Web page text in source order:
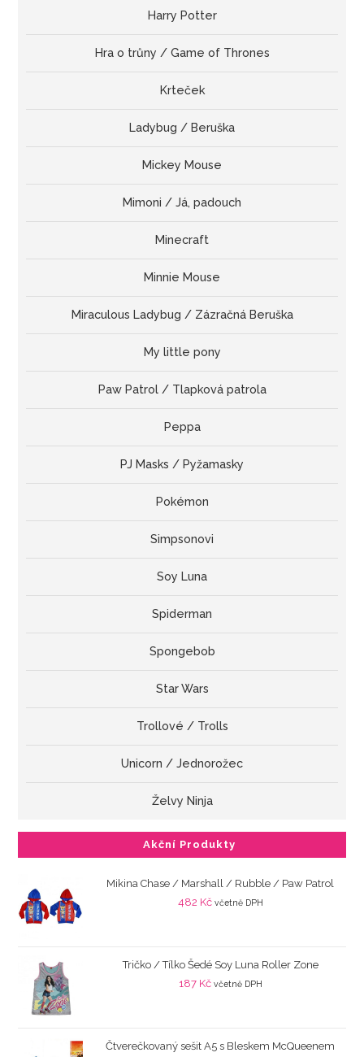
Harry Potter
Hra o trůny / Game of Thrones
Krteček
Ladybug / Beruška
Mickey Mouse
Mimoni / Já, padouch
Minecraft
Minnie Mouse
Miraculous Ladybug / Zázračná Beruška
My little pony
Paw Patrol / Tlapková patrola
Peppa
PJ Masks / Pyžamasky
Pokémon
Simpsonovi
Soy Luna
Spiderman
Spongebob
Star Wars
Trollové / Trolls
Unicorn / Jednorožec
Želvy Ninja
Akční Produkty
Mikina Chase / Marshall / Rubble / Paw Patrol
482 Kč včetně DPH
Tričko / Tílko Šedé Soy Luna Roller Zone
187 Kč včetně DPH
Čtverečkovaný sešit A5 s Bleskem McQueenem